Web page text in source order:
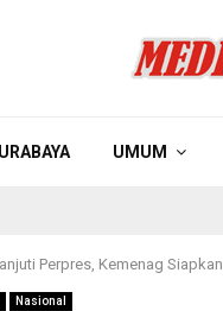
UMUM
Perpres, Kemenag
Nasional